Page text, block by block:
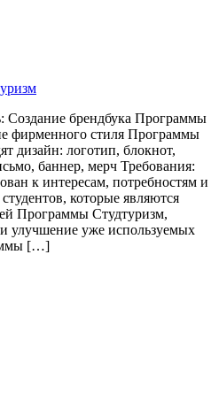
Создание брендбука Программы
фирменного стиля Программы
дизайн: логотип, блокнот,
баннер, мерч Требования:
к интересам, потребностям и
которые являются
Программы Студтуризм,
и улучшение уже используемых
[…]